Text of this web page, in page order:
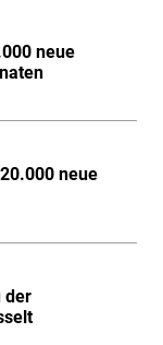
neue
neue
der